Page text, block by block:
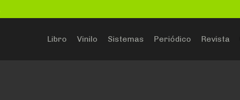
Libro Vinilo Sistemas Periódico Revista